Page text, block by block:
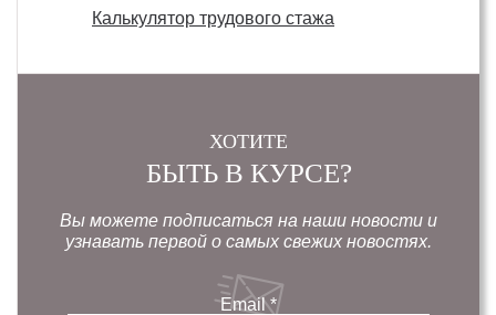
Калькулятор трудового стажа
ХОТИТЕ
БЫТЬ В КУРСЕ?
Вы можете подписаться на наши новости и
узнавать первой о самых свежих новостях.
Email*